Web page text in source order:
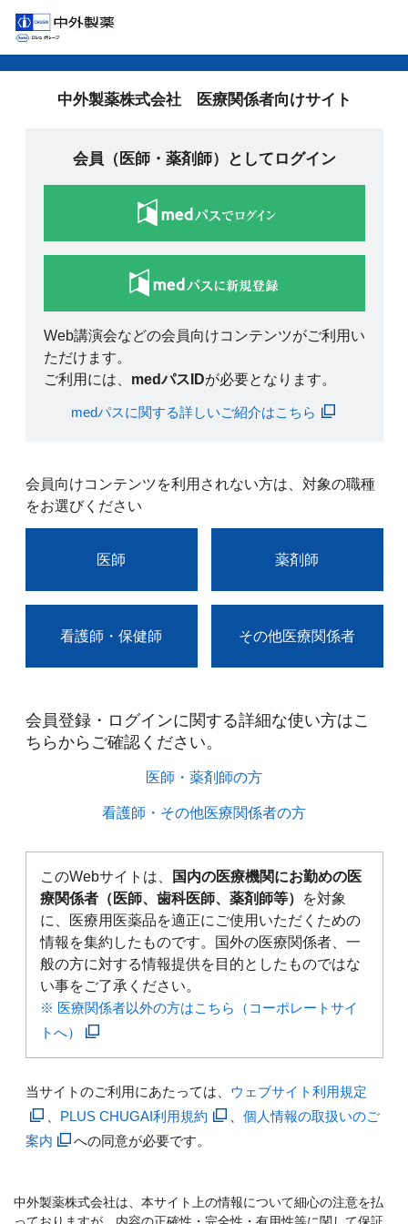
中外製薬株式会社 医療関係者向けサイト
会員（医師・薬剤師）としてログイン
Web講演会などの会員向けコンテンツがご利用い
ただけます。
ご利用には、 medパスIDが必要となります。
medパスに関する詳しいご紹介はこちら
会員向けコンテンツを利用されない方は、対象の職種
をお選びください
医師 薬剤師
看護師・保健師 その他医療関係者
会員登録・ログインに関する詳細な使い方はこ
ちらからご確認ください。​
医師・薬剤師の方​
看護師・その他医療関係者の方​
このWebサイトは、
国内の医療機関にお勤めの医
療関係者（医師、歯科医師、薬剤師等）
を対象
に、医療用医薬品を適正にご使用いただくための
情報を集約したものです。国外の医療関係者、一
般の方に対する情報提供を目的としたものではな
い事をご了承ください。
※ 医療関係者以外の方はこちら（コーポレートサイ
トへ）
当サイトのご利用にあたっては、 ウェブサイト利用規定
PLUS CHUGAI利用規約
個人情報の取扱いのご
案内
への同意が必要です。
中外製薬株式会社は、本サイト上の情報について細心の注意を払
っておりますが、内容の正確性・完全性・有用性等に関して保証